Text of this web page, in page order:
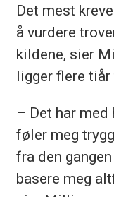
Det mest
å vurdere
kildene, sier
ligger flere
– Det har med
føler meg
fra den
basere meg